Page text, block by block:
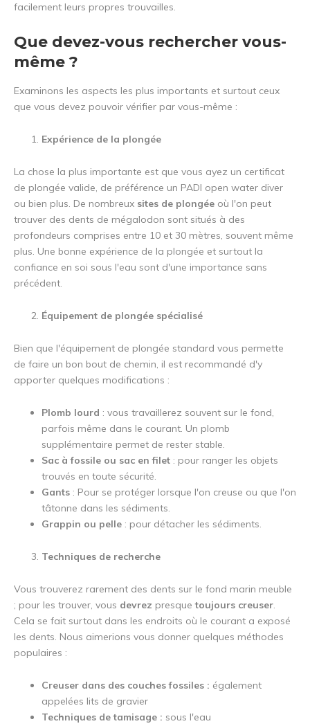
facilement leurs propres trouvailles.
Que devez-vous rechercher vous-
même ?
Examinons les aspects les plus importants et surtout ceux
que vous devez pouvoir vérifier par vous-même :
Expérience de la plongée
La chose la plus importante est que vous ayez un certificat
de plongée valide, de préférence un PADI open water diver
ou bien plus. De nombreux sites de plongée où l'on peut
trouver des dents de mégalodon sont situés à des
profondeurs comprises entre 10 et 30 mètres, souvent même
plus. Une bonne expérience de la plongée et surtout la
confiance en soi sous l'eau sont d'une importance sans
précédent.
Équipement de plongée spécialisé
Bien que l'équipement de plongée standard vous permette
de faire un bon bout de chemin, il est recommandé d'y
apporter quelques modifications :
Plomb lourd : vous travaillerez souvent sur le fond,
parfois même dans le courant. Un plomb
supplémentaire permet de rester stable.
Sac à fossile ou sac en filet : pour ranger les objets
trouvés en toute sécurité.
Gants : Pour se protéger lorsque l'on creuse ou que l'on
tâtonne dans les sédiments.
Grappin ou pelle : pour détacher les sédiments.
Techniques de recherche
Vous trouverez rarement des dents sur le fond marin meuble
; pour les trouver, vous devrez presquetoujours creuser.
Cela se fait surtout dans les endroits où le courant a exposé
les dents. Nous aimerions vous donner quelques méthodes
populaires :
Creuser dans des couches fossiles : également
appelées lits de gravier
Techniques de tamisage : sous l'eau